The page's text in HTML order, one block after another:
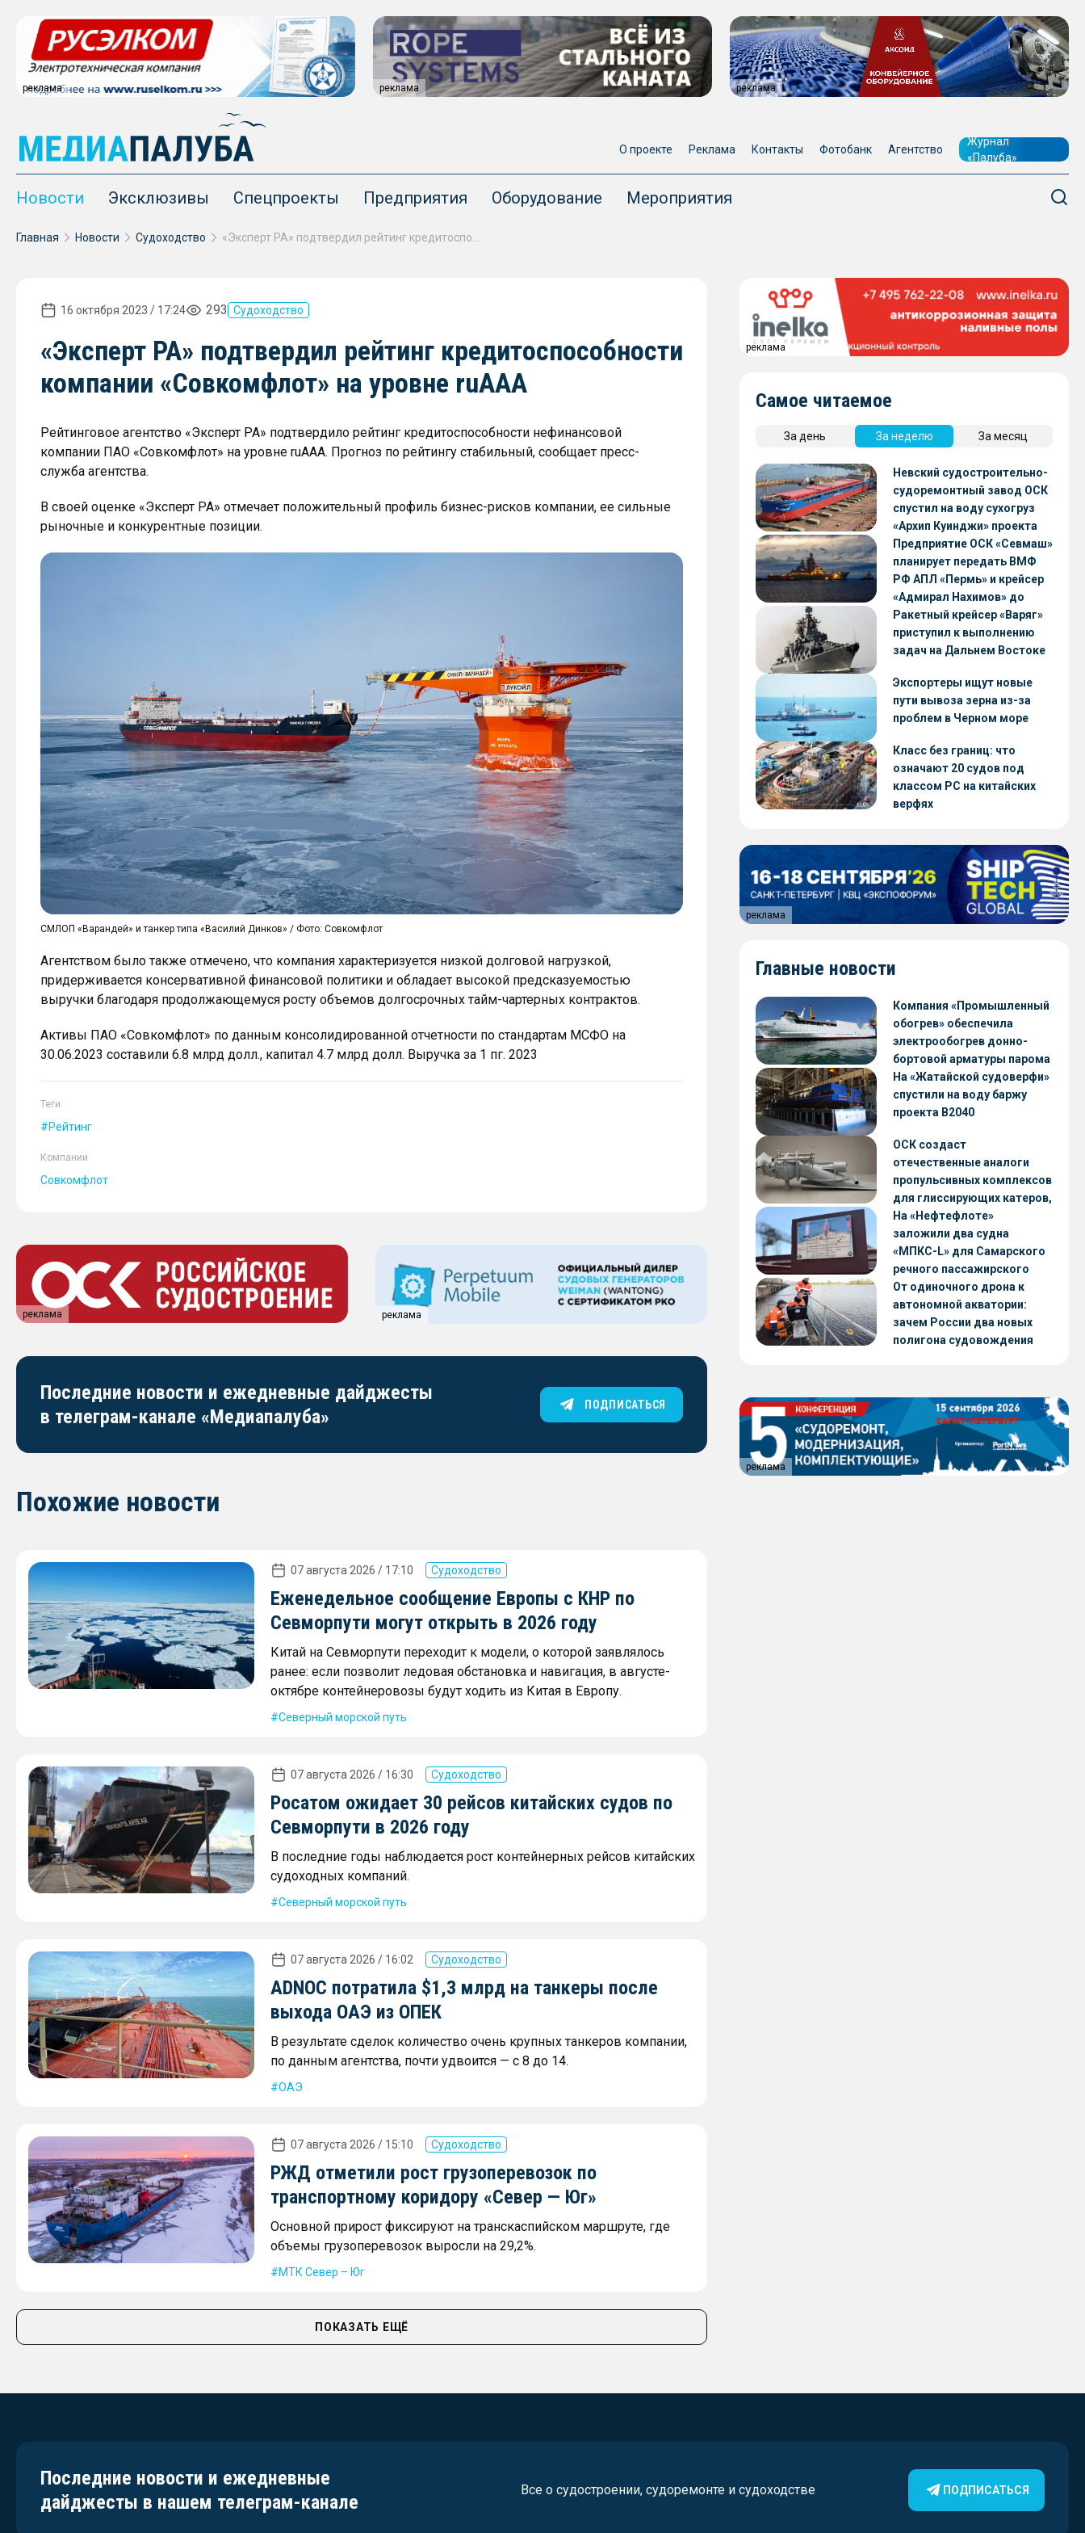
реклама реклама реклама
О проекте Реклама Контакты Фотобанк Агентство
Журнал
«Палуба»
Новости Эксклюзивы Спецпроекты Предприятия Оборудование Мероприятия
Главная Новости Судоходство
16 октября 2023 / 17:24 293 Судоходство
«Эксперт РА» подтвердил рейтинг кредитоспособности
компании «Совкомфлот» на уровне ruAAA
Рейтинговое агентство «Эксперт РА» подтвердило рейтинг кредитоспособности нефинансовой
компании ПАО «Совкомфлот» на уровне ruAAA. Прогноз по рейтингу стабильный, сообщает пресс-
служба агентства.
В своей оценке «Эксперт РА» отмечает положительный профиль бизнес-рисков компании, ее сильные
рыночные и конкурентные позиции.
СМЛОП «Варандей» и танкер типа «Василий Динков» / Фото: Совкомфлот
Агентством было также отмечено, что компания характеризуется низкой долговой нагрузкой,
придерживается консервативной финансовой политики и обладает высокой предсказуемостью
выручки благодаря продолжающемуся росту объемов долгосрочных тайм-чартерных контрактов.
Активы ПАО «Совкомфлот» по данным консолидированной отчетности по стандартам МСФО на
30.06.2023 составили 6.8 млрд долл., капитал 4.7 млрд долл. Выручка за 1 пг. 2023
Теги
Рейтинг
Компании
Совкомфлот
реклама реклама
Последние новости и ежедневные дайджесты
в телеграм-канале «Медиапалуба»
ПОДПИСАТЬСЯ
Похожие новости
07 августа 2026 / 17:10 Судоходство
Еженедельное сообщение Европы с КНР по
Севморпути могут открыть в 2026 году
Китай на Севморпути переходит к модели, о которой заявлялось
ранее: если позволит ледовая обстановка и навигация, в августе-
октябре контейнеровозы будут ходить из Китая в Европу.
Северный морской путь
07 августа 2026 / 16:30 Судоходство
Росатом ожидает 30 рейсов китайских судов по
Севморпути в 2026 году
В последние годы наблюдается рост контейнерных рейсов китайских
судоходных компаний.
Северный морской путь
07 августа 2026 / 16:02 Судоходство
ADNOC потратила $1,3 млрд на танкеры после
выхода ОАЭ из ОПЕК
В результате сделок количество очень крупных танкеров компании,
по данным агентства, почти удвоится — с 8 до 14.
ОАЭ
07 августа 2026 / 15:10 Судоходство
РЖД отметили рост грузоперевозок по
транспортному коридору «Север — Юг»
Основной прирост фиксируют на транскаспийском маршруте, где
объемы грузоперевозок выросли на 29,2%.
МТК Север – Юг
ПОКАЗАТЬ ЕЩЁ
реклама
Самое читаемое
За день За неделю За месяц
Невский судостроительно-
судоремонтный завод ОСК
спустил на воду сухогруз
«Архип Куинджи» проекта
RSD59
Предприятие ОСК «Севмаш»
планирует передать ВМФ
РФ АПЛ «Пермь» и крейсер
«Адмирал Нахимов» до
конца 2026 года
Ракетный крейсер «Варяг»
приступил к выполнению
задач на Дальнем Востоке
Экспортеры ищут новые
пути вывоза зерна из-за
проблем в Черном море
Класс без границ: что
означают 20 судов под
классом РС на китайских
верфях
реклама
Главные новости
Компания «Промышленный
обогрев» обеспечила
электрообогрев донно-
бортовой арматуры парома
«Петропавловск» проекта
CNF22
На «Жатайской судоверфи»
спустили на воду баржу
проекта В2040
ОСК создаст
отечественные аналоги
пропульсивных комплексов
для глиссирующих катеров,
скоростных судов и судов с
малой осадкой
На «Нефтефлоте»
заложили два судна
«МПКС-L» для Самарского
речного пассажирского
предприятия
От одиночного дрона к
автономной акватории:
зачем России два новых
полигона судовождения
реклама
Последние новости и ежедневные
дайджесты в нашем телеграм-канале
Все о судостроении, судоремонте и судоходстве ПОДПИСАТЬСЯ